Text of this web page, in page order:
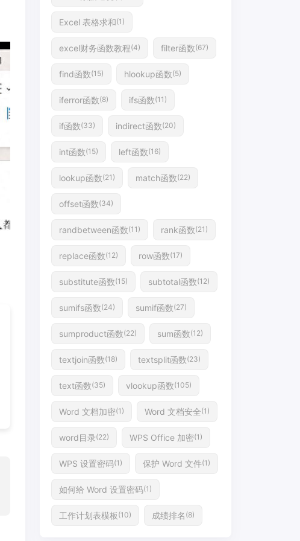
Excel 表格求和(1)
excel财务函数教程(4) filter函数(67)
find函数(15) hlookup函数(5)
iferror函数(8) ifs函数(11)
if函数(33) indirect函数(20)
int函数(15) left函数(16)
lookup函数(21) match函数(22)
offset函数(34)
randbetween函数(11) rank函数(21)
replace函数(12) row函数(17)
substitute函数(15) subtotal函数(12)
sumifs函数(24) sumif函数(27)
sumproduct函数(22) sum函数(12)
textjoin函数(18) textsplit函数(23)
text函数(35) vlookup函数(105)
Word 文档加密(1) Word 文档安全(1)
word目录(22) WPS Office 加密(1)
WPS 设置密码(1) 保护 Word 文件(1)
如何给 Word 设置密码(1)
工作计划表模板 (10) 成绩排名 (8)